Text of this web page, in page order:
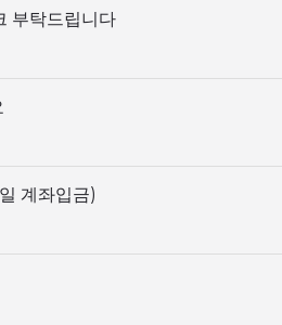
부탁드립니다
계좌입금)